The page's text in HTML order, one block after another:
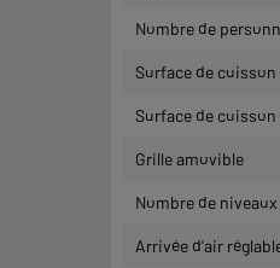
Nombre de
Surface de cuisson
Surface de
Grille amovible
Nombre de
Arrivée d'air